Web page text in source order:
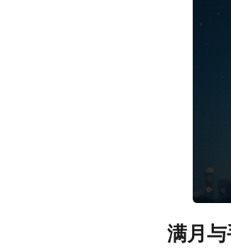
满月